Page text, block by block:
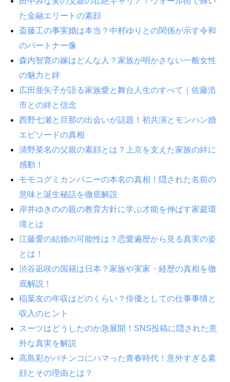
た金融エリートの素顔
斎藤工の事実婚は本当？中村ゆりとの関係が示す令和
のパートナー像
森内智寛の嫁はどんな人？家族が明かさない一般女性
の魅力と絆
広田亜矢子が語る家族愛と舞台人生のすべて｜佐藤浩
市との絆と信念
西野七瀬と旦那の出会いが話題！初共演とモンハン婚
エピソードの真相
清野菜名の父親の素顔とは？上京を支えた家族の絆に
感動！
モモコグミカンパニーの本名の真相！隠された名前の
意味と誕生秘話を徹底解説
岸井ゆきのの親の教育方針に学ぶ才能を伸ばす家庭環
境とは
江藤愛の結婚の可能性は？恋愛遍歴から見る真実の姿
とは！
渋谷凪咲の国籍は日本？家族や実家・経歴の真相を徹
底解説！
稲葉友の年収はどのくらい？俳優としての仕事事情と
収入のヒント
スーツはどうしたのか急展開！SNS投稿に隠された意
外な真実を解説
高島彩がパチンコにハマった青春時代！意外すぎる素
顔とその理由とは？